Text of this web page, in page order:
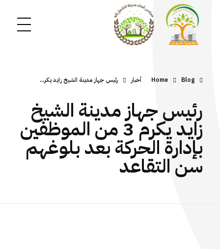
Home Blog أخبار رئيس جهاز مدينة الشيخ زايد يكر...
رئيس جهاز مدينة الشيخ
زايد يكرم 3 من الموظفين
بإدارة الحركة بعد بلوغهم
سن التقاعد